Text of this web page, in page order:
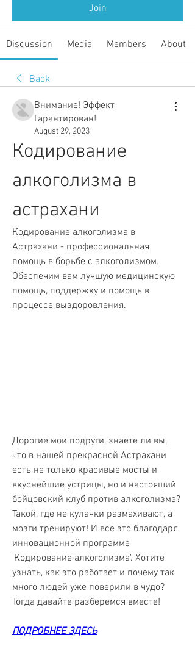
Join
Discussion Media Members About
Back
Внимание! Эффект
Гарантирован!
August 29, 2023
Кодирование
алкоголизма в
астрахани
Кодирование алкоголизма в
Астрахани - профессиональная
помощь в борьбе с алкоголизмом.
Обеспечим вам лучшую медицинскую
помощь, поддержку и помощь в
процессе выздоровления.
Дорогие мои подруги, знаете ли вы,
что в нашей прекрасной Астрахани
есть не только красивые мосты и
вкуснейшие устрицы, но и настоящий
бойцовский клуб против алкоголизма?
Такой, где не кулачки размахивают, а
мозги тренируют! И все это благодаря
инновационной программе
'Кодирование алкоголизма'. Хотите
узнать, как это работает и почему так
много людей уже поверили в чудо?
Тогда давайте разберемся вместе!
ПОДРОБНЕЕ ЗДЕСЬ